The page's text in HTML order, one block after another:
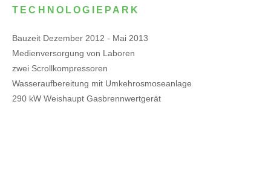
TECHNOLOGIEPARK
Bauzeit Dezember 2012 - Mai 2013
Medienversorgung von Laboren
zwei Scrollkompressoren
Wasseraufbereitung mit Umkehrosmoseanlage
290 kW Weishaupt Gasbrennwertgerät